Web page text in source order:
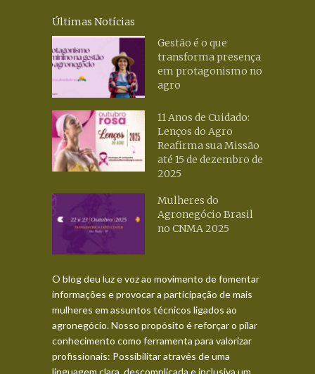
Últimas Notícias
Gestão é o que
transforma presença
em protagonismo no
agro
11 Anos de Cuidado:
Lenços do Agro
Reafirma sua Missão
até 15 de dezembro de
2025
Mulheres do
Agronegócio Brasil
no CNMA 2025
O blog deu luz e voz ao movimento de fomentar
informações e provocar a participação de mais
mulheres em assuntos técnicos ligados ao
agronegócio. Nosso propósito é reforçar o pilar
conhecimento como ferramenta para valorizar
profissionais: Possibilitar através de uma